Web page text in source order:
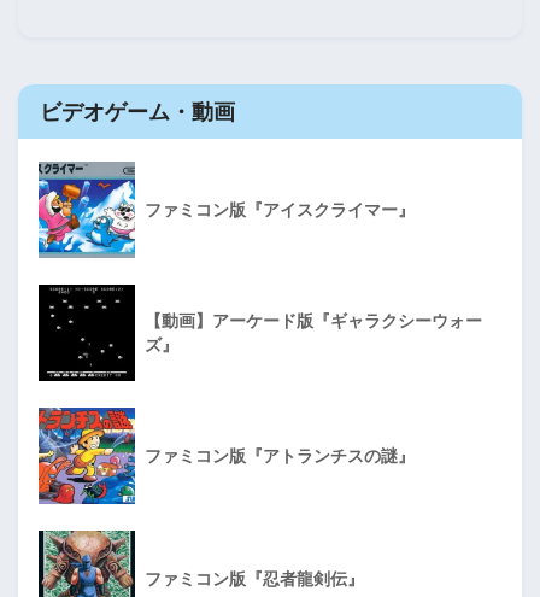
ビデオゲーム・動画
ファミコン版『アイスクライマー』
【動画】アーケード版『ギャラクシーウォー
ズ』
ファミコン版『アトランチスの謎』
ファミコン版『忍者龍剣伝』